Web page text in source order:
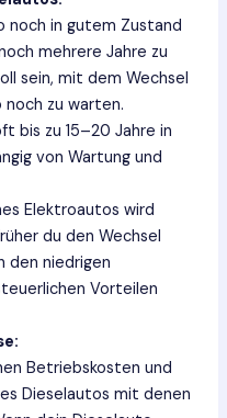
noch in gutem Zustand
mehrere Jahre zu
sein, mit dem Wechsel
zu warten.
bis zu 15–20 Jahre in
von Wartung und
Elektroautos wird
du den Wechsel
den niedrigen
Vorteilen
Betriebskosten und
Dieselautos mit denen